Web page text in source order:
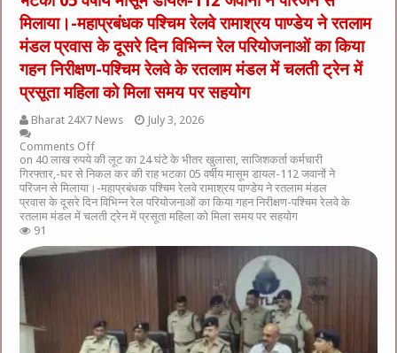
मिलाया।-महाप्रबंधक पश्चिम रेलवे रामाश्रय पाण्डेय ने रतलाम
मंडल प्रवास के दूसरे दिन विभिन्न रेल परियोजनाओं का किया
गहन निरीक्षण-पश्चिम रेलवे के रतलाम मंडल में चलती ट्रेन में
प्रसूता महिला को मिला समय पर सहयोग
Bharat 24X7 News
July 3, 2026
Comments Off
on 40 लाख रुपये की लूट का 24 घंटे के भीतर खुलासा, साजिशकर्ता कर्मचारी
गिरफ्तार,-घर से निकल कर की राह भटका 05 वर्षीय मासूम डायल-112 जवानों ने
परिजन से मिलाया।-महाप्रबंधक पश्चिम रेलवे रामाश्रय पाण्डेय ने रतलाम मंडल
प्रवास के दूसरे दिन विभिन्न रेल परियोजनाओं का किया गहन निरीक्षण-पश्चिम रेलवे के
रतलाम मंडल में चलती ट्रेन में प्रसूता महिला को मिला समय पर सहयोग
91